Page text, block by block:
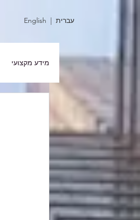
English | עברית
מידע מקצועי